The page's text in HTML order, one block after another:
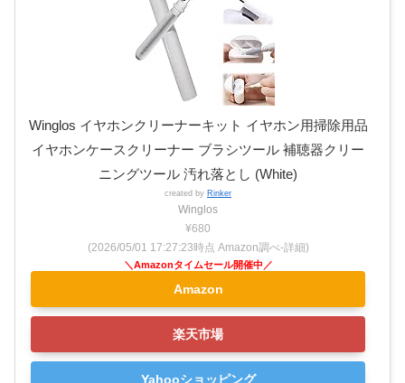
Winglos イヤホンクリーナーキット イヤホン用掃除用品
イヤホンケースクリーナー ブラシツール 補聴器クリー
ニングツール 汚れ落とし (White)
created by Rinker
Winglos
¥680
(2026/05/01 17:27:23時点 Amazon調べ-詳細)
Amazon
楽天市場
Yahooショッピング